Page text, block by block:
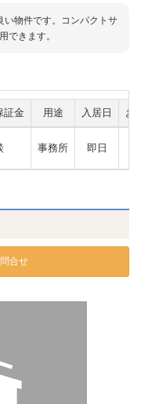
い物件です。コンパクトサ
できます。
証金 用途 入居日 お
事務所 即日
合せ